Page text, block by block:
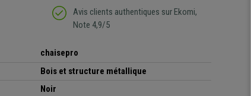
Avis clients authentiques sur Ekomi,
Note 4,9/5
chaisepro
Bois et structure métallique
Noir